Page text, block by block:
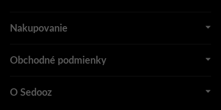
Nakupovanie
Obchodné podmienky
O Sedooz